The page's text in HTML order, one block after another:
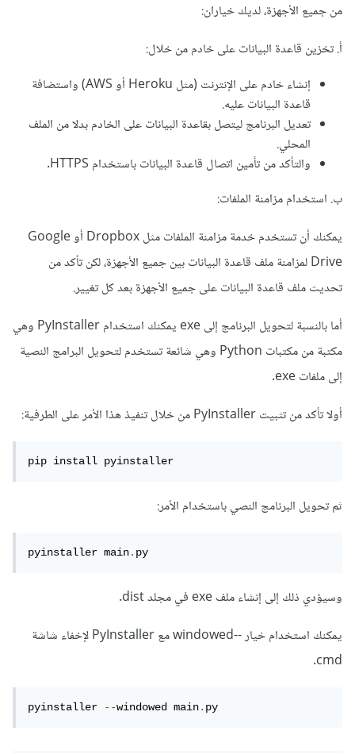
من جميع الأجهزة، لديك خياران:
أ. تخزين قاعدة البيانات على خادم من خلال:
إنشاء خادم على الإنترنت (مثل Heroku أو AWS) واستضافة
قاعدة البيانات عليه.
تعديل البرنامج ليتصل بقاعدة البيانات على الخادم بدلا من الملف
المحلي.
والتأكد من تأمين اتصال قاعدة البيانات باستخدام HTTPS.
ب. استخدام مزامنة الملفات:
يمكنك أن تستخدم خدمة مزامنة الملفات مثل Dropbox أو Google
Drive لمزامنة ملف قاعدة البيانات بين جميع الأجهزة، لكن تأكد من
تحديث ملف قاعدة البيانات على جميع الأجهزة بعد كل تغيير.
أما بالنسبة لتحويل البرنامج إلى exe يمكنك استخدام PyInstaller وهي
مكتبة من مكتبات Python وهي شائعة تستخدم لتحويل البرامج النصية
إلى ملفات exe.
أولا تأكد من تثبيت PyInstaller من خلال تنفيذ هذا الأمر على الطرفية:
pip install pyinstaller
ثم تحويل البرنامج النصي باستخدام الأمر:
pyinstaller main.py
وسيؤدي ذلك إلى إنشاء ملف exe في مجلد dist.
يمكنك استخدام خيار --windowed مع PyInstaller لإخفاء شاشة
cmd.
pyinstaller --windowed main.py